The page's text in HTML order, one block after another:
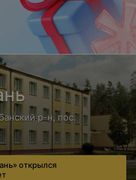
р-н, пос.
открылся